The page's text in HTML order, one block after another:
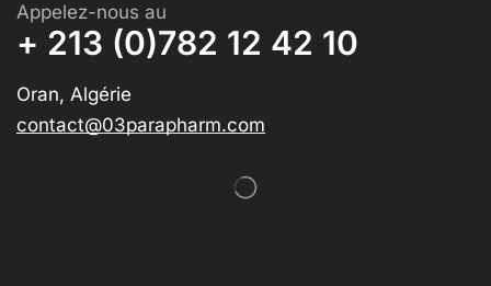
Appelez-nous au
+ 213 (0)782 12 42 10
Oran, Algérie
contact@03parapharm.com